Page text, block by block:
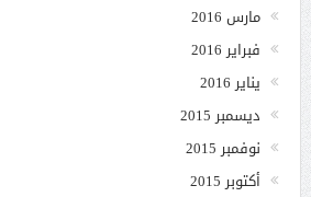
مارس 2016
فبراير 2016
يناير 2016
ديسمبر 2015
نوفمبر 2015
أكتوبر 2015